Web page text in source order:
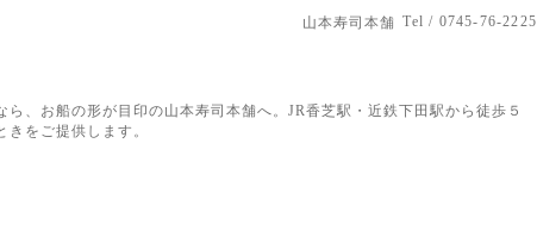
山本寿司本舗 Tel / 0745-76-2225
、お船の形が目印の山本寿司本舗へ。JR香芝駅・近鉄下田駅から徒歩５
をご提供します。